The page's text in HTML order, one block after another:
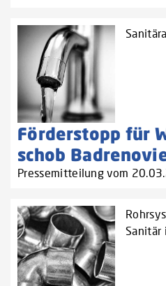
Förderstopp für
schob
Pressemitteilung vom
Sanitär